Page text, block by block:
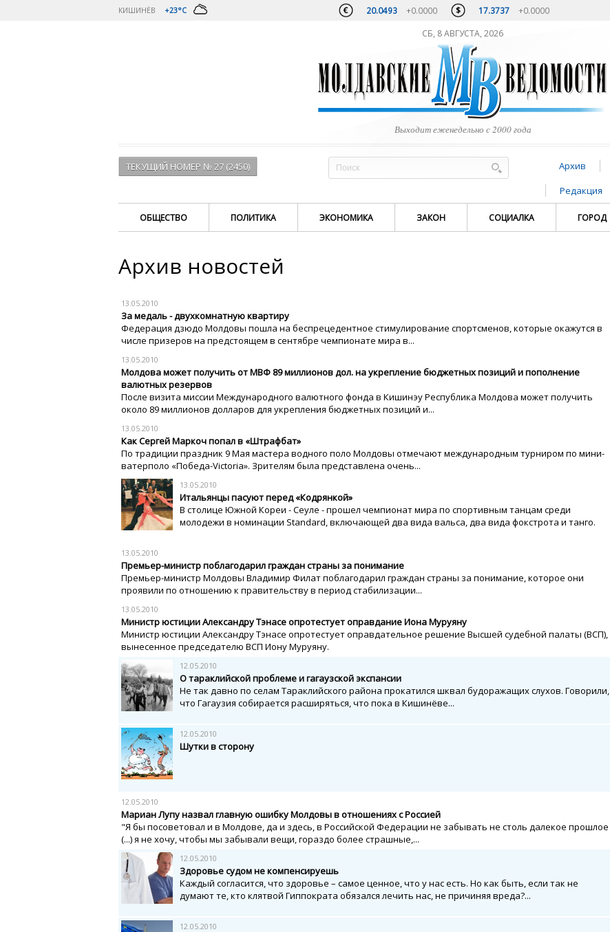
КИШИНЁВ +23°C 20.0493 +0.0000 17.3737 +0.0000
СБ, 8 АВГУСТА, 2026
Выходит еженедельно с 2000 года
ТЕКУЩИЙ НОМЕР № 27 (2450) Архив
Редакция
ОБЩЕСТВО ПОЛИТИКА ЭКОНОМИКА ЗАКОН СОЦИАЛКА ГОРОД
Архив новостей
13.05.2010
За медаль - двухкомнатную квартиру
Федерация дзюдо Молдовы пошла на беспрецедентное стимулирование спортсменов, которые окажутся в
числе призеров на предстоящем в сентябре чемпионате мира в...
13.05.2010
Молдова может получить от МВФ 89 миллионов дол. на укрепление бюджетных позиций и пополнение
валютных резервов
После визита миссии Международного валютного фонда в Кишинэу Республика Молдова может получить
около 89 миллионов долларов для укрепления бюджетных позиций и...
13.05.2010
Как Сергей Маркоч попал в «Штрафбат»
По традиции праздник 9 Мая мастера водного поло Молдовы отмечают международным турниром по мини-
ватерполо «Победа-Victoria». Зрителям была представлена очень...
13.05.2010
Итальянцы пасуют перед «Кодрянкой»
В столице Южной Кореи - Сеуле - прошел чемпионат мира по спортивным танцам среди
молодежи в номинации Standard, включающей два вида вальса, два вида фокстрота и танго.
13.05.2010
Премьер-министр поблагодарил граждан страны за понимание
Премьер-министр Молдовы Владимир Филат поблагодарил граждан страны за понимание, которое они
проявили по отношению к правительству в период стабилизации...
13.05.2010
Министр юстиции Александру Тэнасе опротестует оправдание Иона Муруяну
Министр юстиции Александру Тэнасе опротестует оправдательное решение Высшей судебной палаты (ВСП),
вынесенное председателю ВСП Иону Муруяну.
12.05.2010
О тараклийской проблеме и гагаузской экспансии
Не так давно по селам Тараклийского района прокатился шквал будоражащих слухов. Говорили,
что Гагаузия собирается расширяться, что пока в Кишинёве...
12.05.2010
Шутки в сторону
12.05.2010
Мариан Лупу назвал главную ошибку Молдовы в отношениях с Россией
"Я бы посоветовал и в Молдове, да и здесь, в Российской Федерации не забывать не столь далекое прошлое
(...) я не хочу, чтобы мы забывали вещи, гораздо более страшные,...
12.05.2010
Здоровье судом не компенсируешь
Каждый согласится, что здоровье – самое ценное, что у нас есть. Но как быть, если так не
думают те, кто клятвой Гиппократа обязался лечить нас, не причиняя вреда?...
12.05.2010